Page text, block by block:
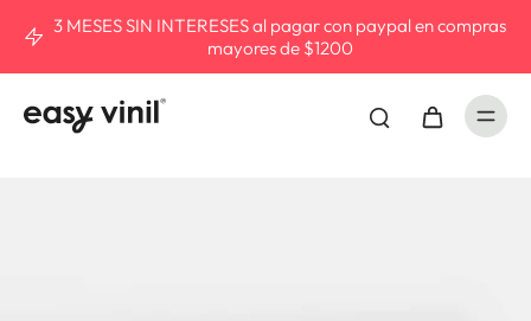
3 MESES SIN INTERESES al pagar con paypal en compras
mayores de $1200